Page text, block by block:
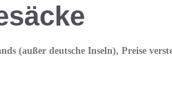
(außer deutsche Inseln), Preise